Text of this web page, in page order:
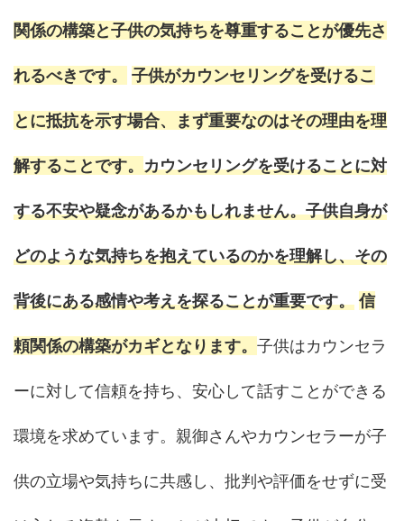
関係の構築と子供の気持ちを尊重することが優先さ
れるべきです。 子供がカウンセリングを受けるこ
とに抵抗を示す場合、まず重要なのはその理由を理
解することです。 カウンセリングを受けることに対
する不安や疑念があるかもしれません。子供自身が
どのような気持ちを抱えているのかを理解し、その
背後にある感情や考えを探ることが重要です。 信
頼関係の構築がカギとなります。 子供はカウンセラ
ーに対して信頼を持ち、安心して話すことができる
環境を求めています。親御さんやカウンセラーが子
供の立場や気持ちに共感し、批判や評価をせずに受